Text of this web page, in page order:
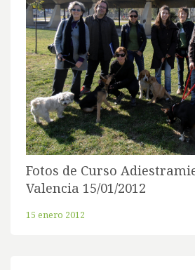
Fotos de Curso
Valencia 15/01/2012
15 enero 2012